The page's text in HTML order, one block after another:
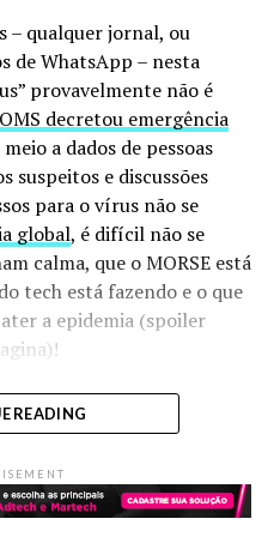
– qualquer jornal, ou
de WhatsApp – nesta
provavelmente não é
OMS decretou emergência
a dados de pessoas
suspeitos e discussões
para o vírus não se
global, é difícil não se
calma, que o MORSE está
tech está fazendo e o que
a epidemia (spoiler
caso fiquemos doentes,
a discussão para as
READING